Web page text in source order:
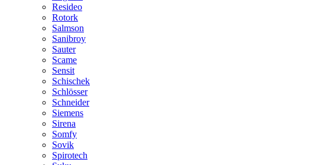
Resideo
Rotork
Salmson
Sanibroy
Sauter
Scame
Sensit
Schischek
Schlösser
Schneider
Siemens
Sirena
Somfy
Sovik
Spirotech